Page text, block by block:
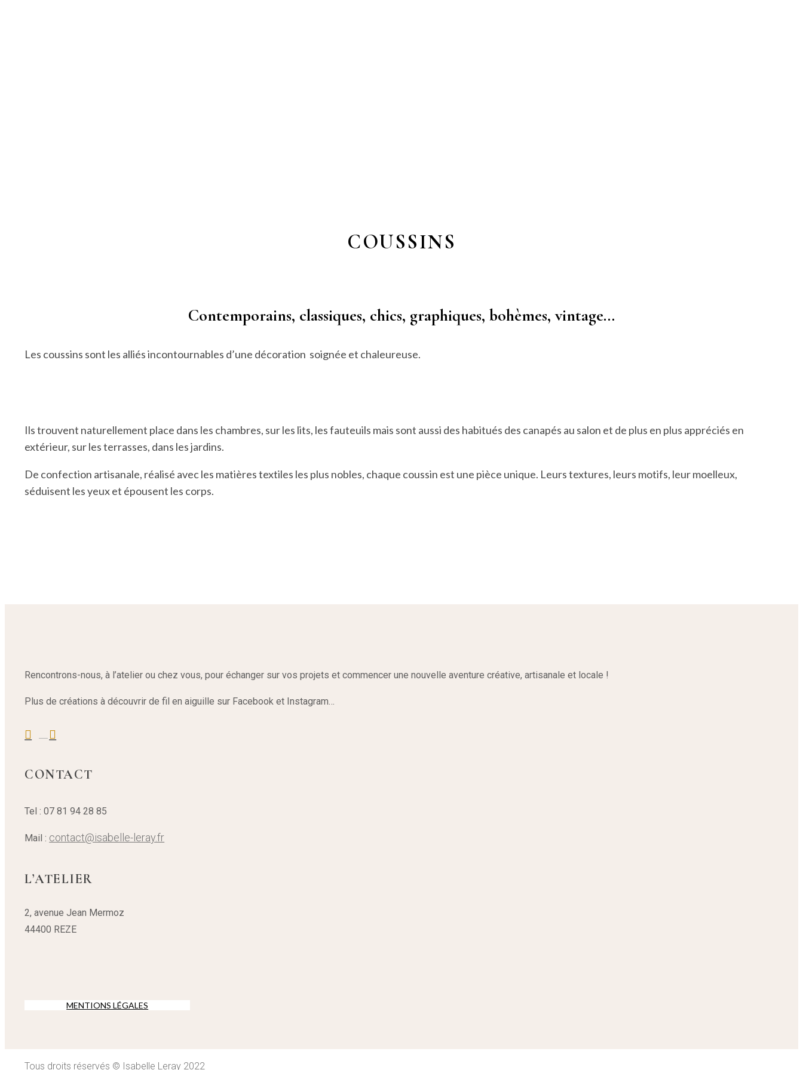
COUSSINS
Contemporains, classiques, chics, graphiques, bohèmes, vintage…
Les coussins sont les alliés incontournables d’une décoration soignée et chaleureuse.
Ils trouvent naturellement place dans les chambres, sur les lits, les fauteuils mais sont aussi des habitués des canapés au salon et de plus en plus appréciés en
extérieur, sur les terrasses, dans les jardins.
De confection artisanale, réalisé avec les matières textiles les plus nobles, chaque coussin est une pièce unique. Leurs textures, leurs motifs, leur moelleux,
séduisent les yeux et épousent les corps.
Rencontrons-nous, à l’atelier ou chez vous, pour échanger sur vos projets et commencer une nouvelle aventure créative, artisanale et locale !
Plus de créations à découvrir de fil en aiguille sur Facebook et Instagram…
CONTACT
Tel : 07 81 94 28 85
Mail : contact@isabelle-leray.fr
L’ATELIER
2, avenue Jean Mermoz
44400 REZE
MENTIONS LÉGALES
Tous droits réservés © Isabelle Leray 2022